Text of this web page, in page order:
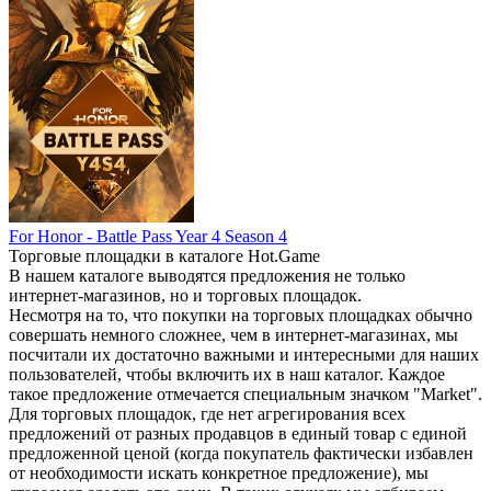
For Honor - Battle Pass Year 4 Season 4
Торговые площадки в каталоге Hot.Game
В нашем каталоге выводятся предложения не только
интернет-магазинов, но и торговых площадок.
Несмотря на то, что покупки на торговых площадках обычно
совершать немного сложнее, чем в интернет-магазинах, мы
посчитали их достаточно важными и интересными для наших
пользователей, чтобы включить их в наш каталог. Каждое
такое предложение отмечается специальным значком "Market".
Для торговых площадок, где нет агрегирования всех
предложений от разных продавцов в единый товар с единой
предложенной ценой (когда покупатель фактически избавлен
от необходимости искать конкретное предложение), мы